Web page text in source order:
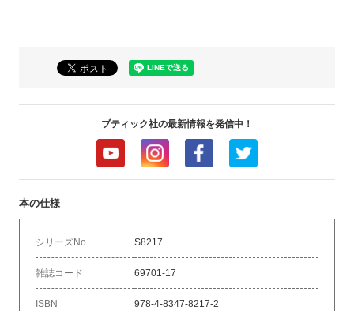
ブティック社の最新情報を発信中！
本の仕様
シリーズNo S8217
雑誌コード 69701-17
ISBN 978-4-8347-8217-2